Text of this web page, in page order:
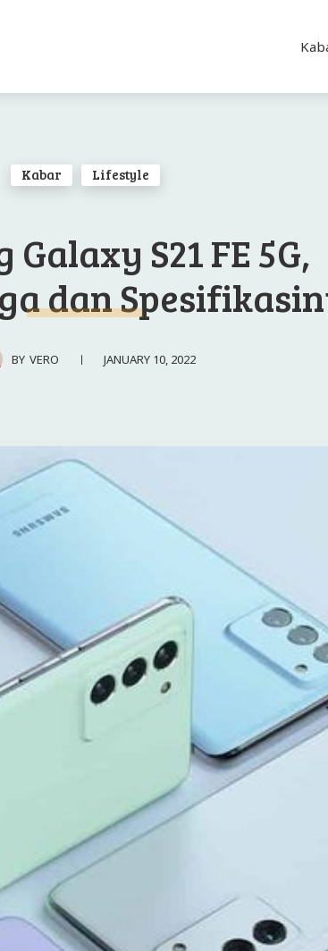
Kabar Lifestyle
Galaxy S21 FE 5G,
dan
BY VERO JANUARY 10, 2022